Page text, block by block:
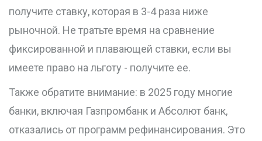
получите ставку, которая в 3-4 раза ниже
рыночной. Не тратьте время на сравнение
фиксированной и плавающей ставки, если вы
имеете право на льготу - получите ее.
Также обратите внимание: в 2025 году многие
банки, включая Газпромбанк и Абсолют банк,
отказались от программ рефинансирования. Это